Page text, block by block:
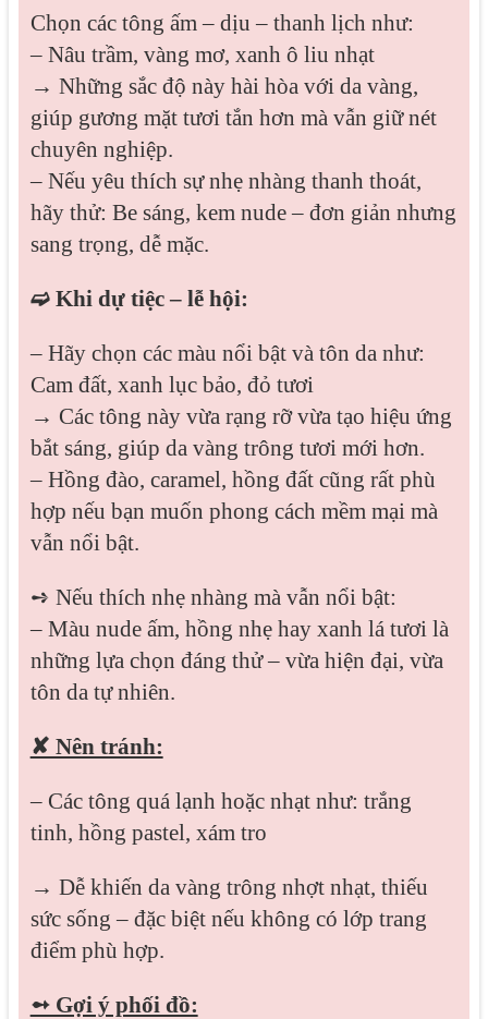
Chọn các tông ấm – dịu – thanh lịch như:
– Nâu trầm, vàng mơ, xanh ô liu nhạt
→ Những sắc độ này hài hòa với da vàng,
giúp gương mặt tươi tắn hơn mà vẫn giữ nét
chuyên nghiệp.
– Nếu yêu thích sự nhẹ nhàng thanh thoát,
hãy thử: Be sáng, kem nude – đơn giản nhưng
sang trọng, dễ mặc.
➫ Khi dự tiệc – lễ hội:
– Hãy chọn các màu nổi bật và tôn da như:
Cam đất, xanh lục bảo, đỏ tươi
→ Các tông này vừa rạng rỡ vừa tạo hiệu ứng
bắt sáng, giúp da vàng trông tươi mới hơn.
– Hồng đào, caramel, hồng đất cũng rất phù
hợp nếu bạn muốn phong cách mềm mại mà
vẫn nổi bật.
➺ Nếu thích nhẹ nhàng mà vẫn nổi bật:
– Màu nude ấm, hồng nhẹ hay xanh lá tươi là
những lựa chọn đáng thử – vừa hiện đại, vừa
tôn da tự nhiên.
✘ Nên tránh:
– Các tông quá lạnh hoặc nhạt như: trắng
tinh, hồng pastel, xám tro
→ Dễ khiến da vàng trông nhợt nhạt, thiếu
sức sống – đặc biệt nếu không có lớp trang
điểm phù hợp.
➻ Gợi ý phối đồ: